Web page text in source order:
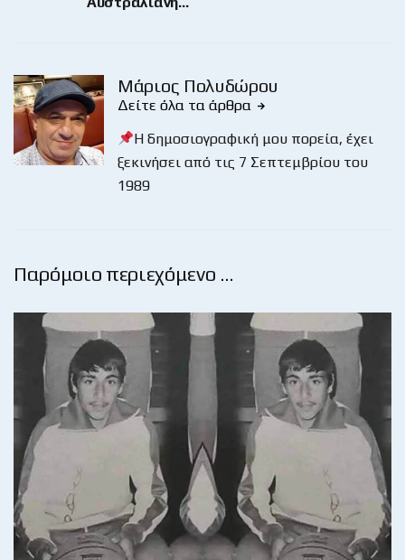
Μάριος Πολυδώρου
Δείτε όλα τα άρθρα
Η δημοσιογραφική μου πορεία, έχει
ξεκινήσει από τις 7 Σεπτεμβρίου του
1989
Παρόμοιο περιεχόμενο …